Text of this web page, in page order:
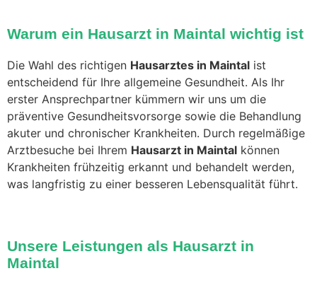
Warum ein Hausarzt in Maintal wichtig ist
Die Wahl des richtigen Hausarztes in Maintal ist
entscheidend für Ihre allgemeine Gesundheit. Als Ihr
erster Ansprechpartner kümmern wir uns um die
präventive Gesundheitsvorsorge sowie die Behandlung
akuter und chronischer Krankheiten. Durch regelmäßige
Arztbesuche bei Ihrem Hausarzt in Maintal können
Krankheiten frühzeitig erkannt und behandelt werden,
was langfristig zu einer besseren Lebensqualität führt.
Unsere Leistungen als Hausarzt in
Maintal